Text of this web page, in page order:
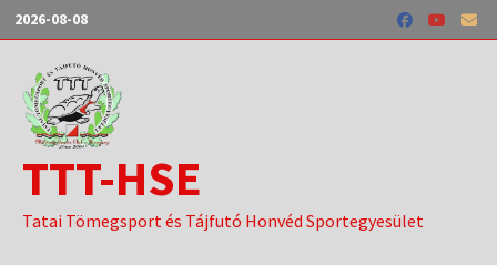
Skip
to
content
2026-08-08
TTT-HSE
Tatai Tömegsport és Tájfutó Honvéd Sportegyesület